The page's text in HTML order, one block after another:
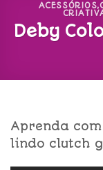
ACESSÓRIOS,
Deby
Aprenda
lindo clutch